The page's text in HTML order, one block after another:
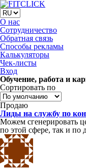
О нас
Сотрудничество
Обратная связь
Способы рекламы
Калькуляторы
Чек-листы
Вход
Обучение, работа и
Сортировать по
Продаю
Лиды на службу по
Можем сгенерировать
по этой сфере, так и